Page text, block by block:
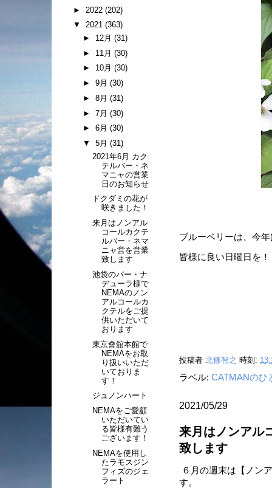
ブルーベリーは、今
皆様に良い日曜日を！
投稿者 北條智之 時刻:
ラベル: CATMANのひ
2021/05/29
来月はノンアル
致します
６月の週末は【ノン
す。
► 2022 (202)
▼ 2021 (363)
► 12月 (31)
► 11月 (30)
► 10月 (30)
► 9月 (30)
► 8月 (31)
► 7月 (30)
► 6月 (30)
▼ 5月 (31)
2021年6月 カク
テルバー・ネ
マニャの営業
日のお知らせ
ドクダミの花が
咲きました！
来月はノンアル
コールカクテ
ルバー・ネマ
ニャ営を営業
致します
池袋のバー・ナ
デューラ様で
NEMAのノン
アルコールカ
クテルをご提
供いただいて
おります
東京會舘本館で
NEMAをお取
り扱いいただ
いておりま
す！
ジュノンハート
NEMAをご愛顧
いただいてい
る皆様有難う
ございます！
NEMAを使用し
たラモスジン
フィズのジェ
ラート